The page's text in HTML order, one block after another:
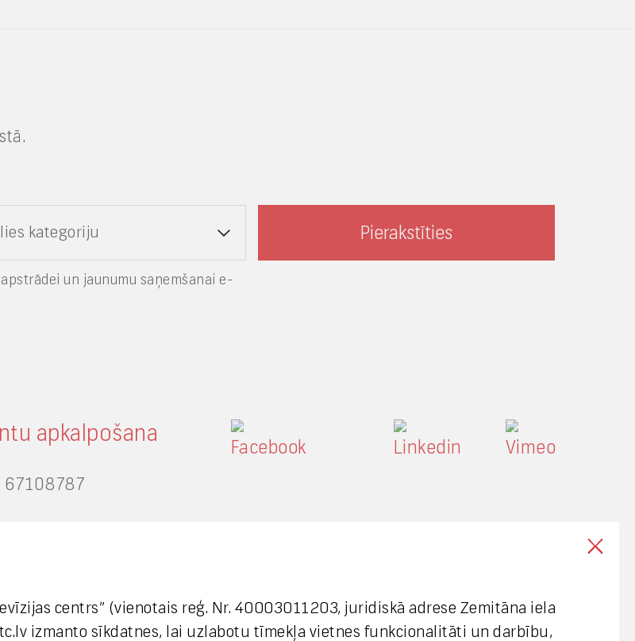
centrs” (vienotais reģ. Nr. 40003011203, juridiskā adrese Zemitāna iela
izmanto sīkdatnes, lai uzlabotu tīmekļa vietnes funkcionalitāti un darbību,
kategoriju
un jaunumu saņemšanai e-
apkalpošana
67108787
29665001